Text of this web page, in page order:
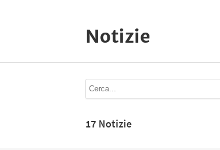
Notizie
17 Notizie